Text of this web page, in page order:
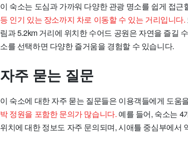
이 숙소는 도심과 가까워 다양한 관광 명소를 쉽게 접근
등 인기 있는 장소까지 차로 이동할 수 있는 거리입니다.
림과 5.2km 거리에 위치한 수어드 공원은 자연을 즐길
소를 선택하면 다양한 즐거움을 경험할 수 있습니다.
자주 묻는 질문
이 숙소에 대한 자주 묻는 질문들은 이용객들에게 도움
박 정원을 포함한 문의가 많습니다. 예를 들어, 숙소는 4
위치에 대한 정보도 자주 문의되며, 시애틀 중심부에서